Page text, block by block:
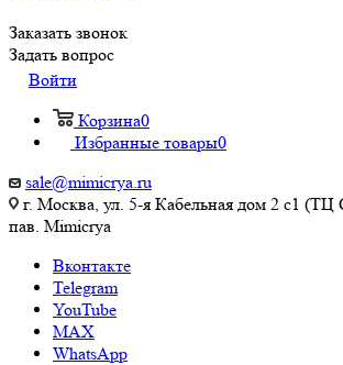
Заказать звонок
Задать вопрос
Войти
Корзина0
Избранные товары0
sale@mimicrya.ru
г. Москва, ул. 5-я Кабельная дом 2 с1
пав. Mimicrya
Вконтакте
Telegram
YouTube
MAX
WhatsApp